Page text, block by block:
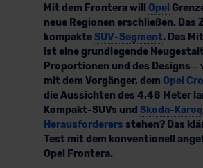
Mit dem Frontera will Opel
neue Regionen erschließen. Das
kompakteSUV-Segment. Das
ist eine grundlegende
Proportionen und des Designs –
mit dem Vorgänger, dem Opel
die Aussichten des 4,48 Meter
Kompakt-SUVs und Skoda-
Herausforderers stehen? Das
Test mit dem konventionell
Opel Frontera.